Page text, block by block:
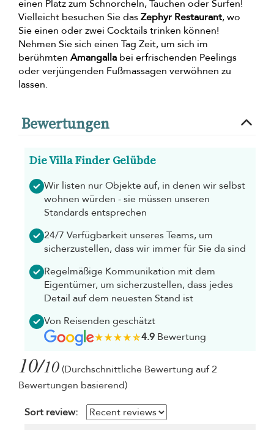
einen Platz zum Schnorcheln, Tauchen oder Surfen!
Vielleicht besuchen Sie dasZephyr Restaurant, wo
Sie einen oder zwei Cocktails trinken können!
Nehmen Sie sich einen Tag Zeit, um sich im
berühmten Amangalla bei erfrischenden Peelings
oder verjüngenden Fußmassagen verwöhnen zu
lassen.
Bewertungen
Die Villa Finder Gelübde
Wir listen nur Objekte auf, in denen wir selbst
wohnen würden - sie müssen unseren
Standards entsprechen
24/7 Verfügbarkeit unseres Teams, um
sicherzustellen, dass wir immer für Sie da sind
Regelmäßige Kommunikation mit dem
Eigentümer, um sicherzustellen, dass jedes
Detail auf dem neuesten Stand ist
Von Reisenden geschätzt
4.9Bewertung
10/10 (Durchschnittliche Bewertung auf 2
Bewertungen basierend)
Sort review: